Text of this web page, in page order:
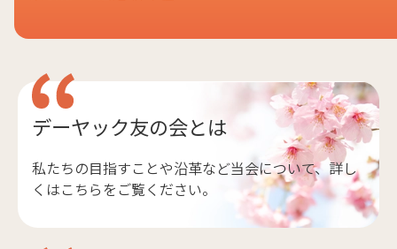
デーヤック友の会とは
私たちの目指すことや沿革など当会について、詳し
くはこちらをご覧ください。